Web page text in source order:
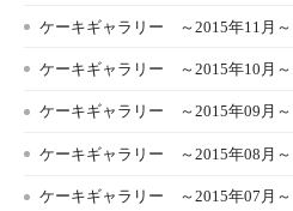
ケーキギャラリー ～2015年11月～
ケーキギャラリー ～2015年10月～
ケーキギャラリー ～2015年09月～
ケーキギャラリー ～2015年08月～
ケーキギャラリー ～2015年07月～